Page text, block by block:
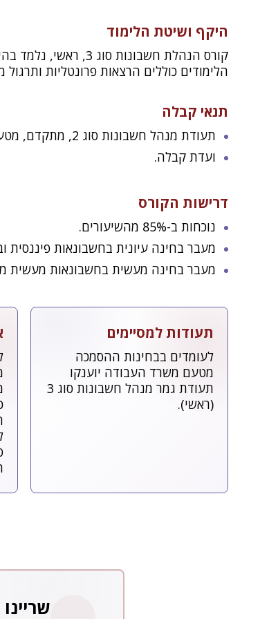
היקף ושיטת הלימוד
קורס הנהלת חשבונות סוג 3, ראשי, נלמד בהיקף של 220 שעות לימוד אקדמיות.
הלימודים כוללים הרצאות פרונטליות
תנאי קבלה
תעודת מנהל חשבונות סוג 2, מתקדם, מטעם משרד העבודה, או תעודת מנהל חשבונות סוג 2, ישן.
ועדת קבלה.
דרישות הקורס
נוכחות ב-85% מהשיעורים.
מעבר בחינה עיונית בחשבונאות פיננסית
מעבר בחינה מעשית בחשבונאות מעשית
תעודות למסיימים
לעומדים בבחינות ההסמכה
מטעם משרד העבודה יוענקו
תעודת גמר מנהל חשבונות סוג 3
(ראשי).